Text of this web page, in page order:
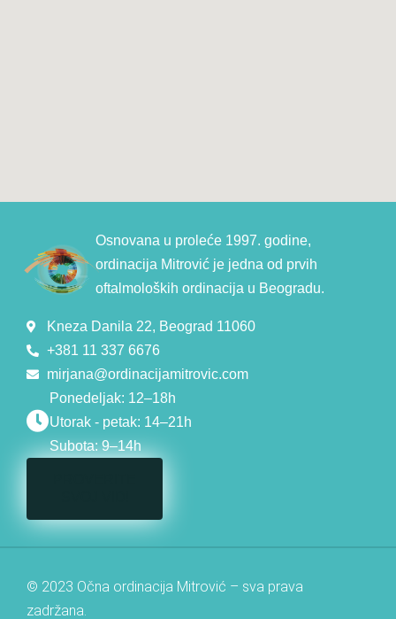
Osnovana u proleće 1997. godine,
ordinacija Mitrović je jedna od prvih
oftalmoloških ordinacija u Beogradu.
Kneza Danila 22, Beograd 11060
+381 11 337 6676
mirjana@ordinacijamitrovic.com
Ponedeljak: 12–18h
Utorak - petak: 14–21h
Subota: 9–14h
© 2023 Očna ordinacija Mitrović – sva prava
zadržana.